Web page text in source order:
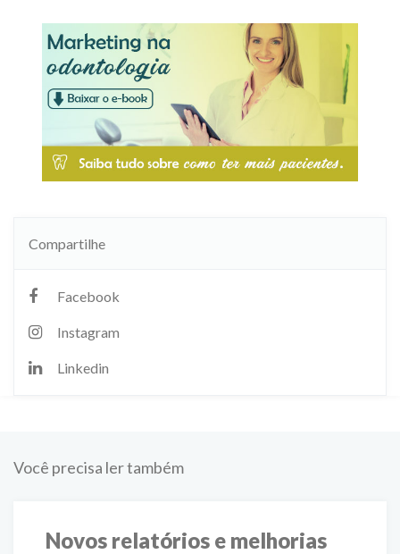
Compartilhe
Facebook
Instagram
Linkedin
Você precisa ler também
Novos relatórios e melhorias